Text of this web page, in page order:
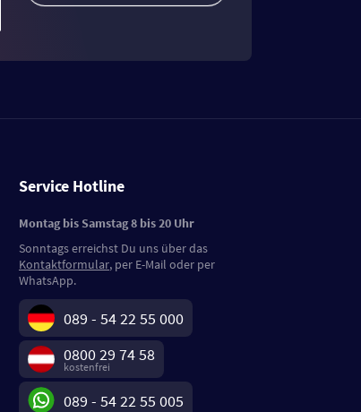
Service Hotline
Montag bis Samstag 8 bis 20 Uhr
Sonntags erreichst Du uns über das
Kontaktformular, per E-Mail oder per
WhatsApp.
089 - 54 22 55 000
0800 29 74 58
kostenfrei
089 - 54 22 55 005